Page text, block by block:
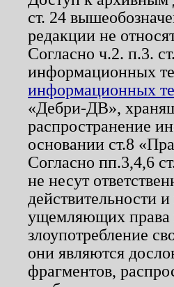
ст. 24
редакции не
Согласно ч.2. п.3.
информационных
информационных
«Дебри-ДВ»,
распространение
основании ст.8
Согласно пп.3,4,6
не несут
действительности
ущемляющих права
злоупотребление
они являются
фрагментов,